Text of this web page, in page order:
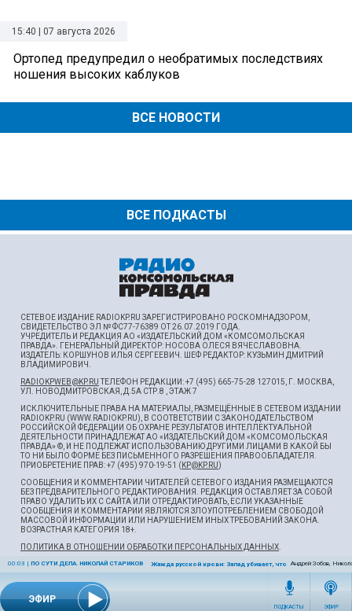
ЭФИР
00:03 | ПО СУТИ ДЕЛА. НИКОЛАЙ СТАРИКОВ Жажда русской крови: Запад убивает, чтобы начать
Андрей Зобов,
ПОДКАСТЫ ЭФИР
ВСЕ ПОДКАСТЫ
15:40 | 07 августа 2026
Ортопед предупредил о необратимых последствиях
ношения высоких каблуков
ВСЕ НОВОСТИ
СЕТЕВОЕ ИЗДАНИЕ RADIOKP.RU ЗАРЕГИСТРИРОВАНО РОСКОМНАДЗОРОМ,
СВИДЕТЕЛЬСТВО ЭЛ № ФС77-76389 ОТ 26.07.2019 ГОДА.
УЧРЕДИТЕЛЬ И РЕДАКЦИЯ АО «ИЗДАТЕЛЬСКИЙ ДОМ «КОМСОМОЛЬСКАЯ
ПРАВДА». ГЕНЕРАЛЬНЫЙ ДИРЕКТОР: НОСОВА ОЛЕСЯ ВЯЧЕСЛАВОВНА.
ИЗДАТЕЛЬ: КОРШУНОВ ИЛЬЯ СЕРГЕЕВИЧ. ШEФ РЕДАКТОР: КУЗЬМИН ДМИТРИЙ
ВЛАДИМИРОВИЧ.
RADIOKPWEB@KP.RUТЕЛЕФОН РЕДАКЦИИ: +7 (495) 665-75-28 127015, Г. МОСКВА,
УЛ. НОВОДМИТРОВСКАЯ, Д.5А СТР.8 , ЭТАЖ 7
ИСКЛЮЧИТЕЛЬНЫЕ ПРАВА НА МАТЕРИАЛЫ, РАЗМЕЩЁННЫЕ В СЕТЕВОМ ИЗДАНИИ
RADIOKP.RU (WWW.RADIOKP.RU), В СООТВЕТСТВИИ С ЗАКОНОДАТЕЛЬСТВОМ
РОССИЙСКОЙ ФЕДЕРАЦИИ ОБ ОХРАНЕ РЕЗУЛЬТАТОВ ИНТЕЛЛЕКТУАЛЬНОЙ
ДЕЯТЕЛЬНОСТИ ПРИНАДЛЕЖАТ АО «ИЗДАТЕЛЬСКИЙ ДОМ «КОМСОМОЛЬСКАЯ
ПРАВДА» ©, И НЕ ПОДЛЕЖАТ ИСПОЛЬЗОВАНИЮ ДРУГИМИ ЛИЦАМИ В КАКОЙ БЫ
ТО НИ БЫЛО ФОРМЕ БЕЗ ПИСЬМЕННОГО РАЗРЕШЕНИЯ ПРАВООБЛАДАТЕЛЯ.
ПРИОБРЕТЕНИЕ ПРАВ: +7 (495) 970-19-51 ( KP@KP.RU)
СООБЩЕНИЯ И КОММЕНТАРИИ ЧИТАТЕЛЕЙ СЕТЕВОГО ИЗДАНИЯ РАЗМЕЩАЮТСЯ
БЕЗ ПРЕДВАРИТЕЛЬНОГО РЕДАКТИРОВАНИЯ. РЕДАКЦИЯ ОСТАВЛЯЕТ ЗА СОБОЙ
ПРАВО УДАЛИТЬ ИХ С САЙТА ИЛИ ОТРЕДАКТИРОВАТЬ, ЕСЛИ УКАЗАННЫЕ
СООБЩЕНИЯ И КОММЕНТАРИИ ЯВЛЯЮТСЯ ЗЛОУПОТРЕБЛЕНИЕМ СВОБОДОЙ
МАССОВОЙ ИНФОРМАЦИИ ИЛИ НАРУШЕНИЕМ ИНЫХ ТРЕБОВАНИЙ ЗАКОНА.
ВОЗРАСТНАЯ КАТЕГОРИЯ 18+.
ПОЛИТИКА В ОТНОШЕНИИ ОБРАБОТКИ ПЕРСОНАЛЬНЫХ ДАННЫХ.